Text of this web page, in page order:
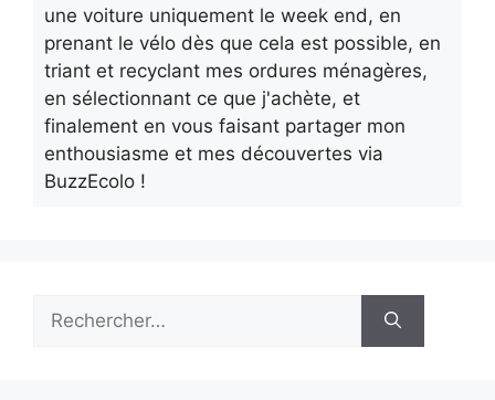
une voiture uniquement le week end, en
prenant le vélo dès que cela est possible, en
triant et recyclant mes ordures ménagères,
en sélectionnant ce que j'achète, et
finalement en vous faisant partager mon
enthousiasme et mes découvertes via
BuzzEcolo !